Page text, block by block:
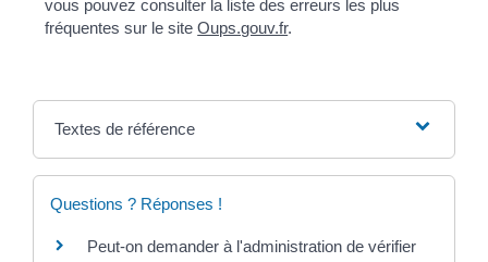
vous pouvez consulter la liste des erreurs les plus
fréquentes sur le siteOups.gouv.fr.
Textes de référence
Questions ? Réponses !
Peut-on demander à l'administration de vérifier